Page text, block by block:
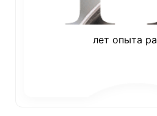
лет опыта